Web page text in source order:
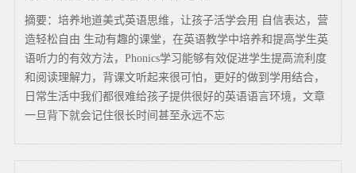
摘要：培养地道美式英语思维，让孩子活学会用 自信表达，营
造轻松自由 生动有趣的课堂，在英语教学中培养和提高学生英
语听力的有效方法，Phonics学习能够有效促进学生提高流利度
和阅读理解力，背课文听起来很可怕，更好的做到学用结合，
日常生活中我们都很难给孩子提供很好的英语语言环境，文章
一旦背下就会记住很长时间甚至永远不忘